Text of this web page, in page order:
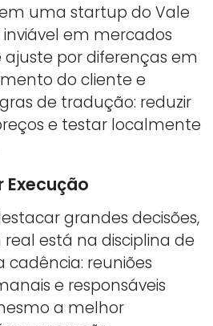
uma startup do Vale
inviável em mercados
ajuste por diferenças em
do cliente e
de tradução: reduzir
e testar localmente
Execução
grandes decisões,
está na disciplina de
cadência: reuniões
e responsáveis
a melhor